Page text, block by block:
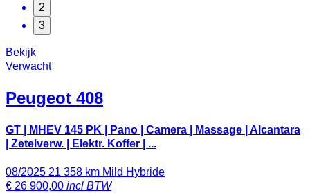
2
3
Bekijk
Verwacht
Peugeot 408
GT | MHEV 145 PK | Pano | Camera | Massage | Alcantara
| Zetelverw. | Elektr. Koffer | ...
08/2025 21 358 km Mild Hybride
€ 26 900,00 incl BTW